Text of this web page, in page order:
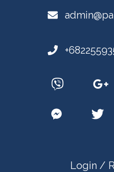
Login /